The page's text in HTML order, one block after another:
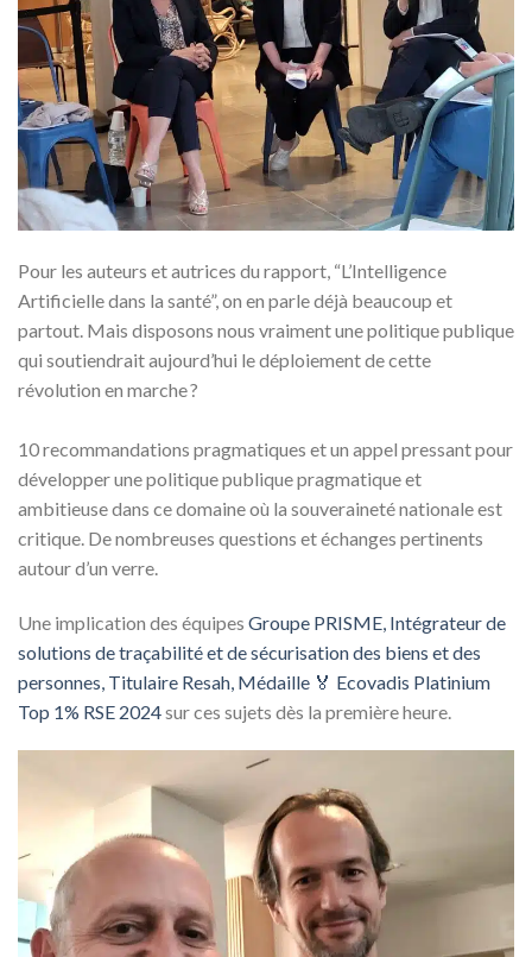
Pour les auteurs et autrices du rapport, “L’Intelligence
Artificielle dans la santé”, on en parle déjà beaucoup et
partout. Mais disposons nous vraiment une politique publique
qui soutiendrait aujourd’hui le déploiement de cette
révolution en marche ?
10 recommandations pragmatiques et un appel pressant pour
développer une politique publique pragmatique et
ambitieuse dans ce domaine où la souveraineté nationale est
critique. De nombreuses questions et échanges pertinents
autour d’un verre.
Une implication des équipes Groupe PRISME, Intégrateur de
solutions de traçabilité et de sécurisation des biens et des
personnes, Titulaire Resah, Médaille 🏅 Ecovadis Platinium
Top 1% RSE 2024sur ces sujets dès la première heure.